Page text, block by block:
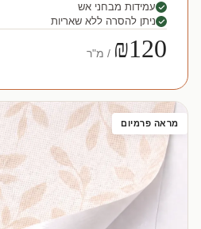
עמידות מבחני אש
ניתן להסרה ללא שאריות
₪120 / מ"ר
מראה פרמיום